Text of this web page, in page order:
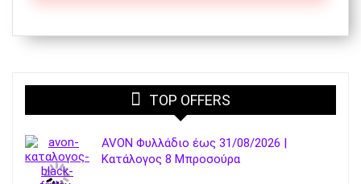
TOP OFFERS
AVON Φυλλάδιο έως 31/08/2026 |
Κατάλογος 8 Μπροσούρα